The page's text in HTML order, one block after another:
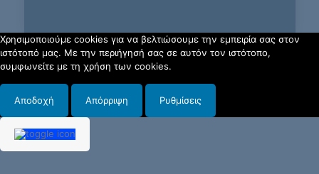
Χρησιμοποιούμε cookies για να βελτιώσουμε την εμπειρία σας στον
ιστότοπό μας. Με την περιήγησή σας σε αυτόν τον ιστότοπο,
συμφωνείτε με τη χρήση των cookies.
Αποδοχή Απόρριψη Ρυθμίσεις